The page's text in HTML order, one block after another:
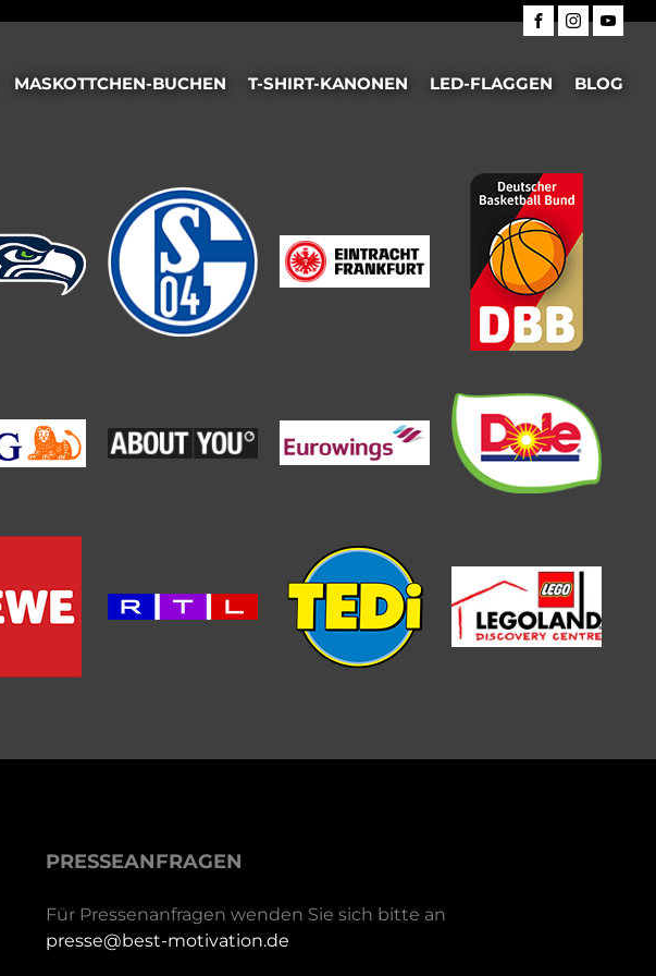
MASKOTTCHEN-BUCHEN T-SHIRT-KANONEN LED-FLAGGEN BLOG
PRESSEANFRAGEN
Für Pressenanfragen wenden Sie sich bitte an
presse@best-motivation.de